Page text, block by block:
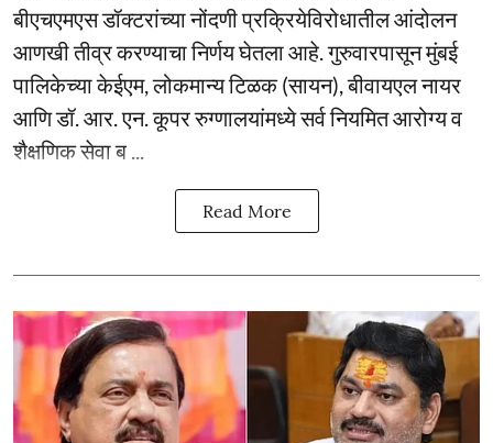
बीएचएमएस डॉक्टरांच्या नोंदणी प्रक्रियेविरोधातील आंदोलन
आणखी तीव्र करण्याचा निर्णय घेतला आहे. गुरुवारपासून मुंबई
पालिकेच्या केईएम, लोकमान्य टिळक (सायन), बीवायएल नायर
आणि डॉ. आर. एन. कूपर रुग्णालयांमध्ये सर्व नियमित आरोग्य व
शैक्षणिक सेवा ब ...
Read More